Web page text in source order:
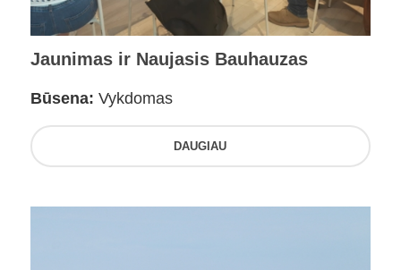
Jaunimas ir Naujasis Bauhauzas
Būsena: Vykdomas
DAUGIAU